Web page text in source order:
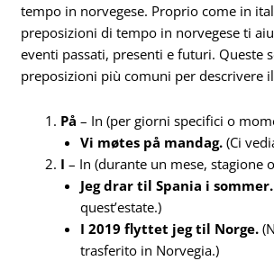
tempo in norvegese. Proprio come in
preposizioni di tempo in norvegese ti
eventi passati, presenti e futuri. Queste
preposizioni più comuni per descrivere
På – In (per giorni specifici o
Vi møtes på mandag. (Ci
I – In (durante un mese, stagione
Jeg drar til Spania i sommer.
quest’estate.)
I 2019 flyttet jeg til Norge.
trasferito in Norvegia.)